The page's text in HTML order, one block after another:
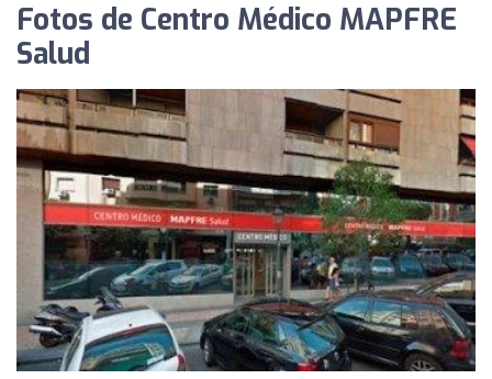
Fotos de Centro Médico MAPFRE
Salud